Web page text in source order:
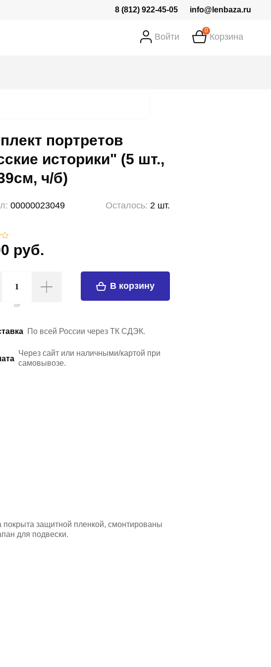
8 (812) 922-45-05 info@lenbaza.ru
Войти Корзина
0
портретов
историки" (5 шт.,
ч/б)
00000023049 Осталось: 2 шт.
руб.
В корзину
шт
По всей России через ТК СДЭК.
Через сайт или наличными/картой при
самовывозе.
покрыта защитной пленкой, смонтированы
для подвески.